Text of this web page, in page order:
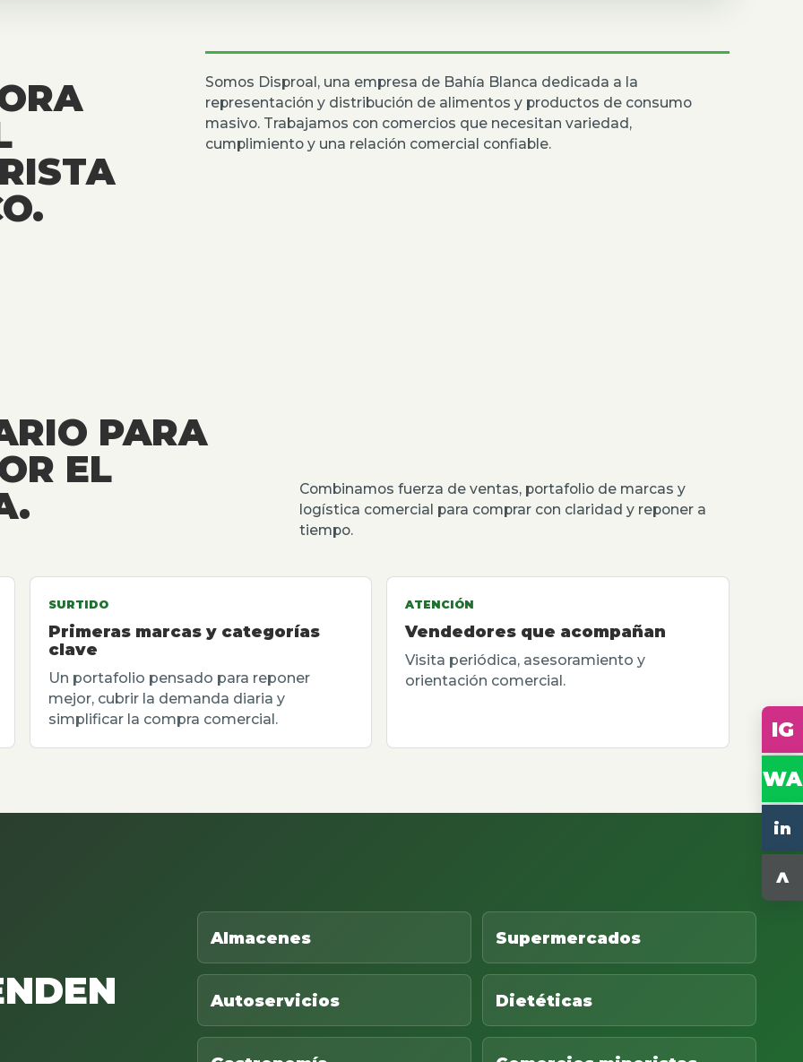
Somos Disproal, una empresa de Bahía Blanca dedicada a la
representación y distribución de alimentos y productos de consumo
masivo. Trabajamos con comercios que necesitan variedad,
cumplimiento y una relación comercial confiable.
PARA
EL
Combinamos fuerza de ventas, portafolio de marcas y
logística comercial para comprar con claridad y reponer a
tiempo.
SURTIDO
Primeras marcas y categorías
clave
Un portafolio pensado para reponer
mejor, cubrir la demanda diaria y
simplificar la compra comercial.
ATENCIÓN
Vendedores que acompañan
Visita periódica, asesoramiento y
orientación comercial.
Almacenes Supermercados
Autoservicios Dietéticas
IG
WA
in
^